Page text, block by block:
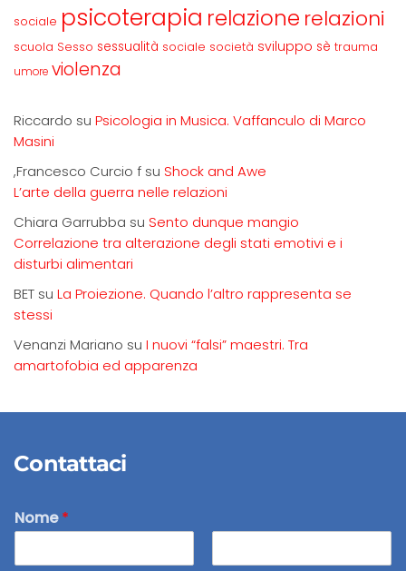
sociale psicoterapia relazione relazioni
scuola Sesso sessualità sociale società sviluppo sè trauma
umore violenza
Riccardo su Psicologia in Musica. Vaffanculo di Marco
Masini
,Francesco Curcio f su Shock and Awe
L’arte della guerra nelle relazioni
Chiara Garrubba su Sento dunque mangio
Correlazione tra alterazione degli stati emotivi e i
disturbi alimentari
BET su La Proiezione. Quando l’altro rappresenta se
stessi
Venanzi Mariano su I nuovi “falsi” maestri. Tra
amartofobia ed apparenza
Contattaci
Nome*